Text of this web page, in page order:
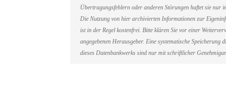
Übertragungsfehlern oder anderen Störungen haftet sie nur
Die Nutzung von hier archivierten Informationen zur
ist in der Regel kostenfrei. Bitte klären Sie vor einer
angegebenen Herausgeber. Eine systematische Speicherung
dieses Datenbankwerks sind nur mit schriftlicher